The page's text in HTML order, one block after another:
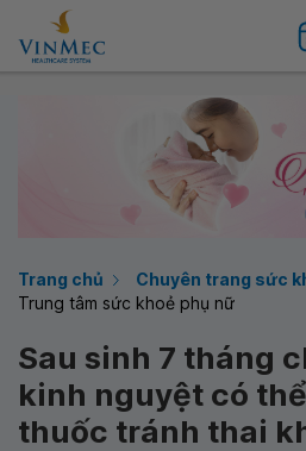
Trang chủ
Chuyên trang sức
Trung tâm sức khoẻ phụ nữ
Sau sinh 7 tháng
kinh nguyệt có
thuốc tránh thai